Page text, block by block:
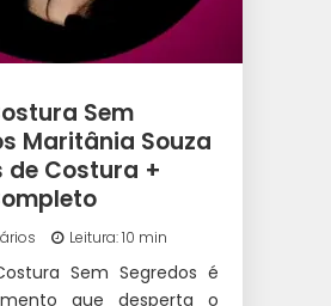
Sem
Maritânia Souza
de Costura +
Leitura: 10 min
Sem Segredos é
que desperta o